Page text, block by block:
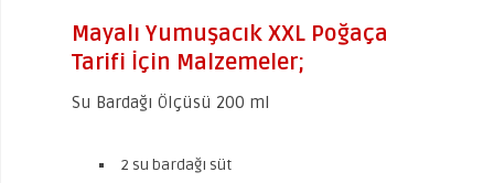
Mayalı Yumuşacık XXL Poğaça
Tarifi İçin Malzemeler;
Su Bardağı Ölçüsü 200 ml
2 su bardağı süt